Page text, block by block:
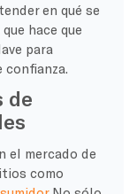
en qué se
hace que
para
de
el mercado de
como